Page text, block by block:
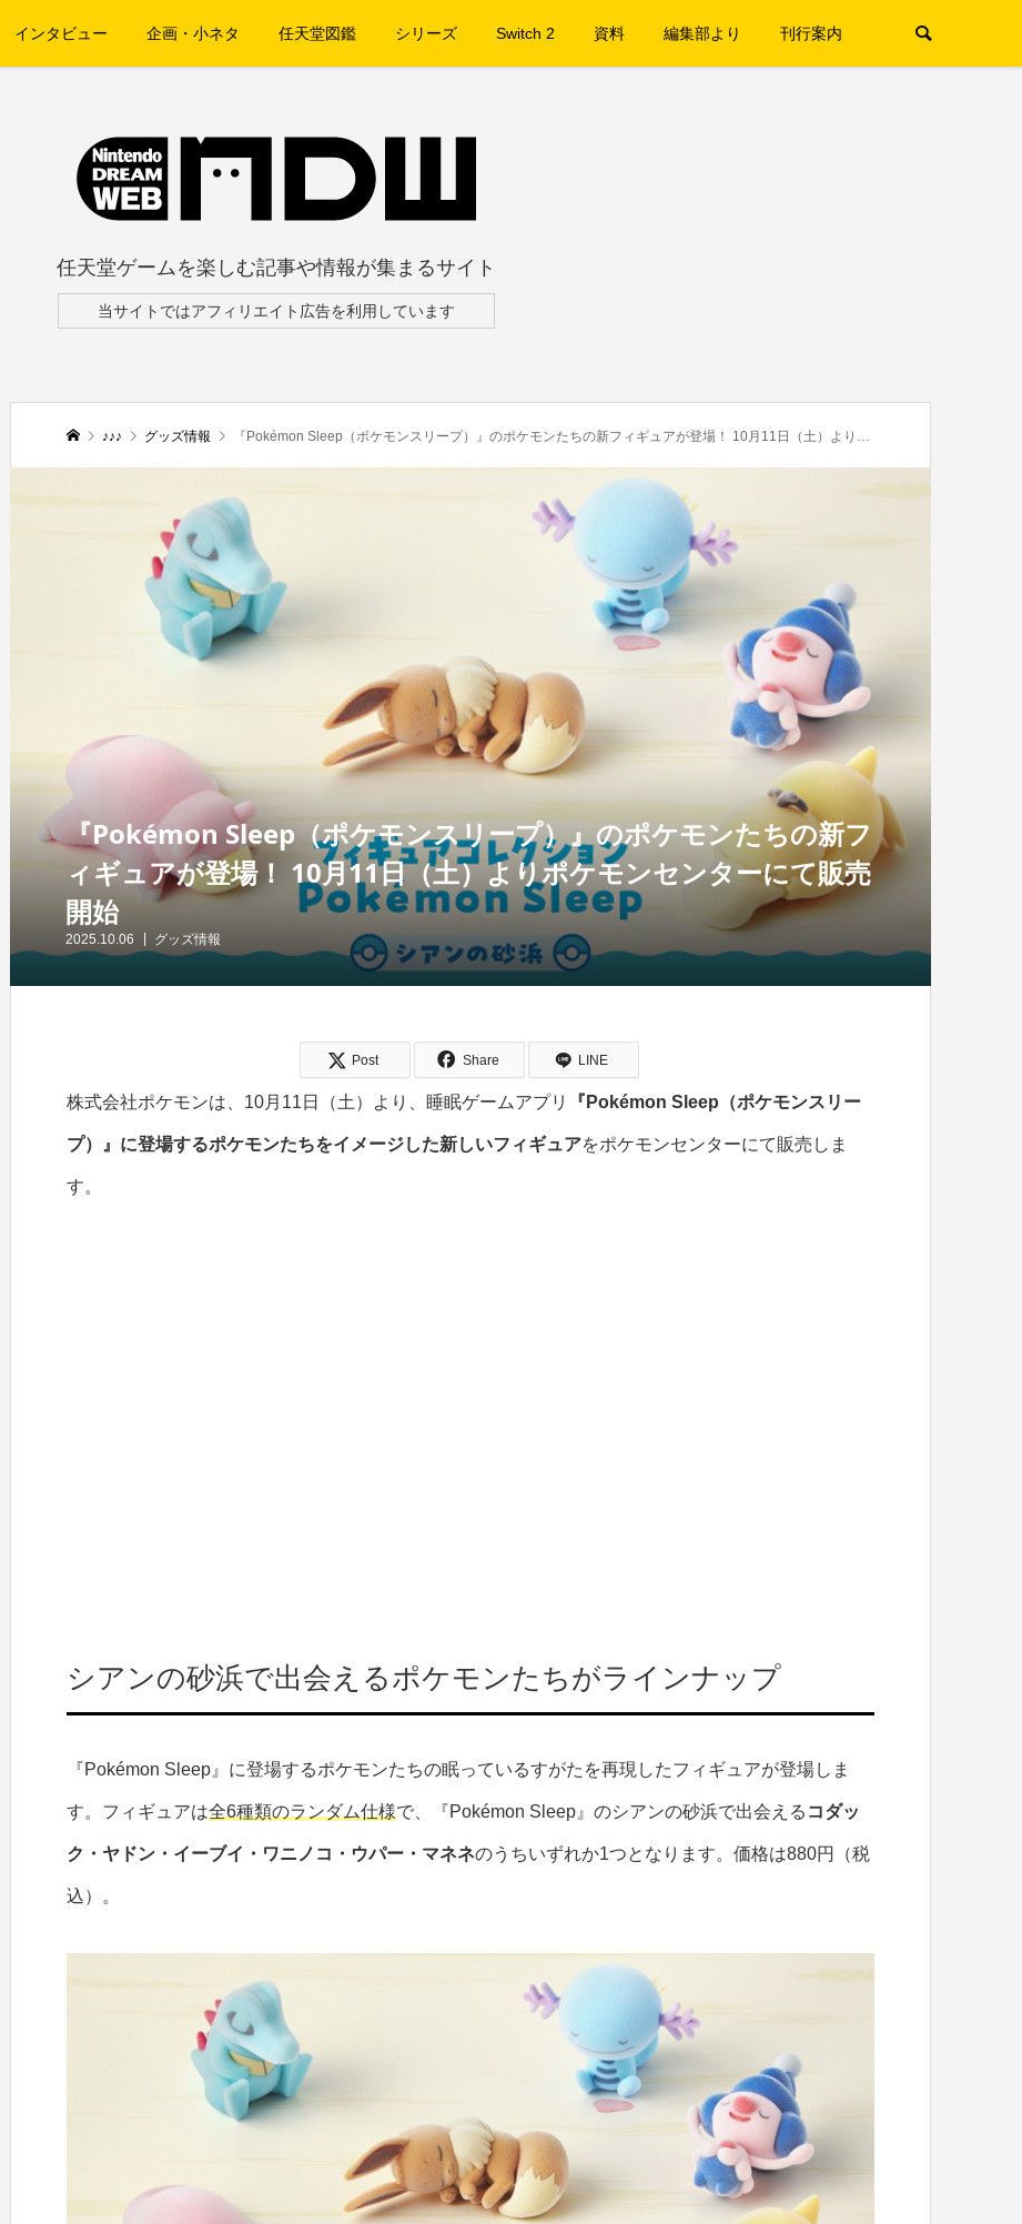
インタビュー 企画・小ネタ 任天堂図鑑 シリーズ Switch 2 資料 編集部より 刊行案内
任天堂ゲームを楽しむ記事や情報が集まるサイト
当サイトではアフィリエイト広告を利用しています
♪♪♪ グッズ情報 『Pokémon Sleep（ポケモンスリープ）』のポケモンたちの新フィギュアが登場！ 10月11日（土）よりポケモンセンターにて販売開始
『Pokémon Sleep（ポケモンスリープ）』のポケモンたちの新フ
ィギュアが登場！ 10月11日（土）よりポケモンセンターにて販売
開始
2025.10.06 グッズ情報
Post Share LINE
株式会社ポケモンは、10月11日（土）より、睡眠ゲームアプリ 『Pokémon Sleep（ポケモンスリー
プ）』に登場するポケモンたちをイメージした新しいフィギュアをポケモンセンターにて販売しま
す。
シアンの砂浜で出会えるポケモンたちがラインナップ
『Pokémon Sleep』に登場するポケモンたちの眠っているすがたを再現したフィギュアが登場しま
す。フィギュアは全6種類のランダム仕様で、『Pokémon Sleep』のシアンの砂浜で出会える コダッ
ク・ヤドン・イーブイ・ワニノコ・ウパー・マネネのうちいずれか1つとなります。価格は880円（税
込）。